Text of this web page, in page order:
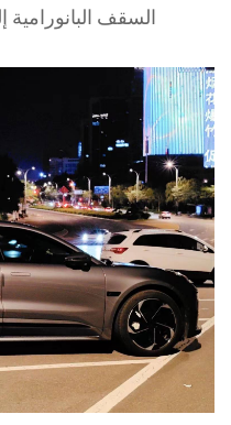
السقف البانورامية